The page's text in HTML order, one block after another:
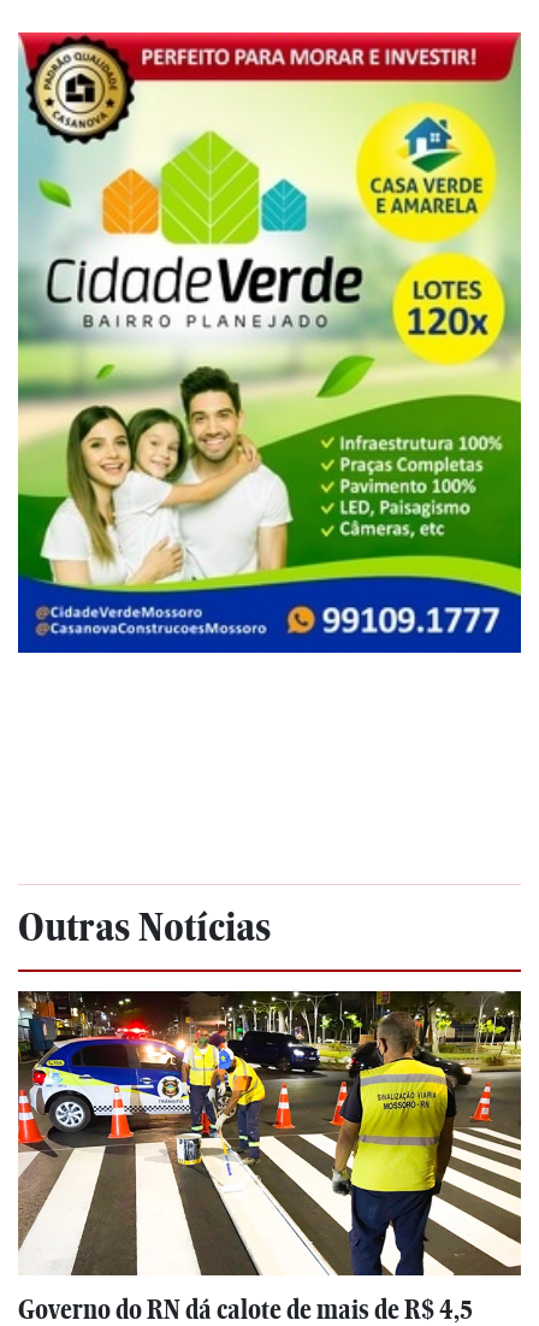
Outras Notícias
Governo do RN dá calote de mais de R$ 4,5